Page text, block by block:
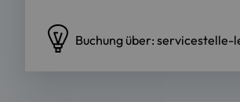
Buchung über: